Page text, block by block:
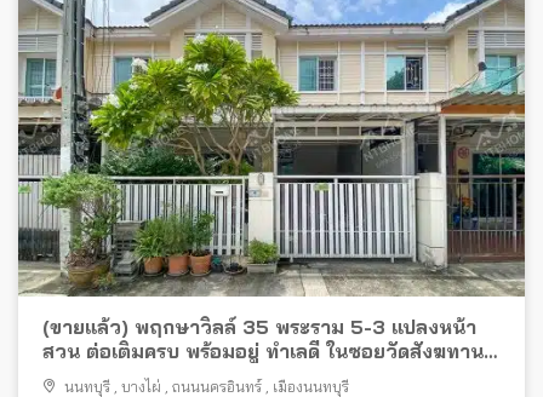
(ขายแล้ว) พฤกษาวิลล์ 35 พระราม 5-3 แปลงหน้า
สวน ต่อเติมครบ พร้อมอยู่ ทำเลดี ในซอยวัดสังฆทาน
ใกล้สะพานพระราม 5
นนทบุรี บางไผ่ ถนนนครอินทร์ เมืองนนทบุรี